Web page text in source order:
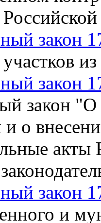
закон
закон
закон "О
о
закон
и